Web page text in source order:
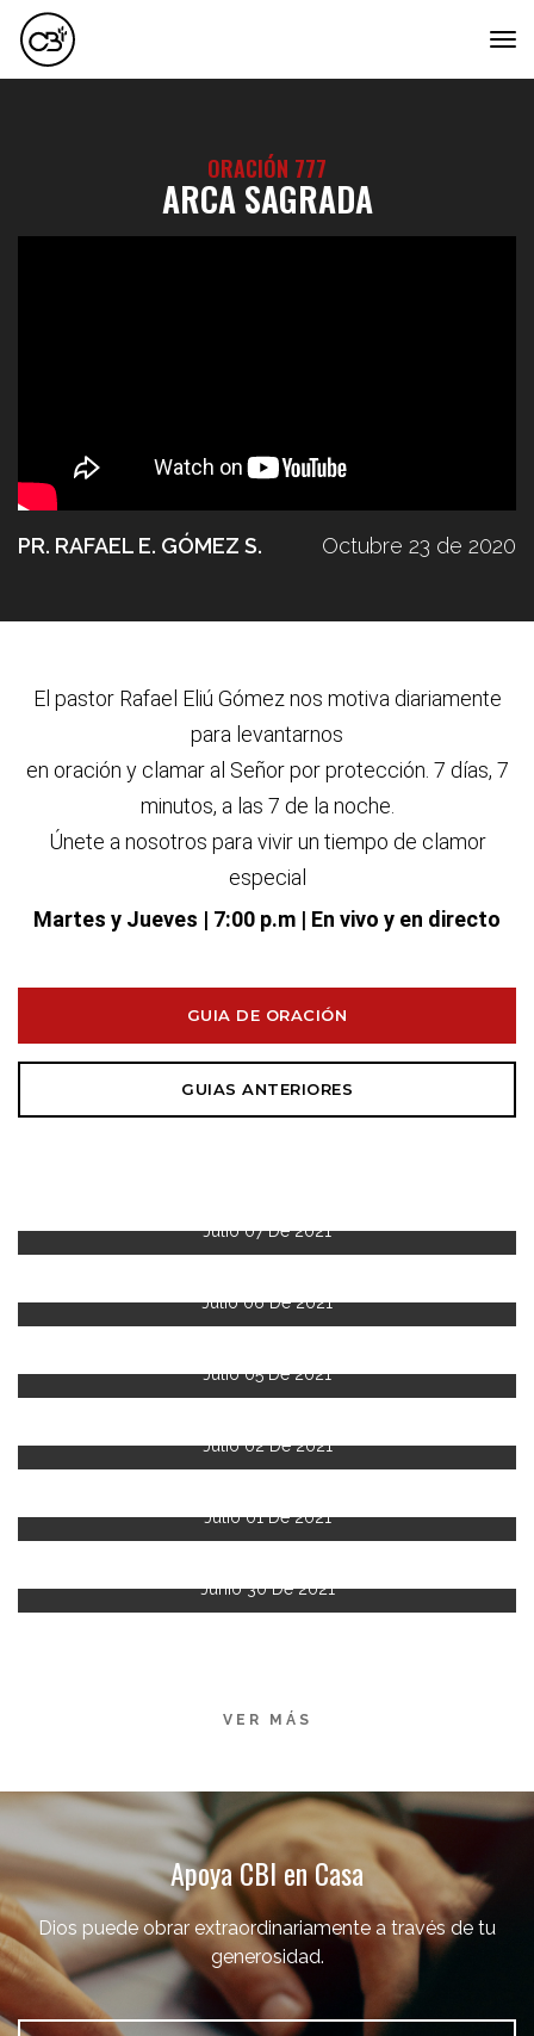
ORACIÓN 777
ARCA SAGRADA
PR. RAFAEL E. GÓMEZ S. Octubre 23 de 2020
El pastor Rafael Eliú Gómez nos motiva diariamente
para levantarnos
en oración y clamar al Señor por protección. 7 días, 7
minutos, a las 7 de la noche.
Únete a nosotros para vivir un tiempo de clamor
especial
Martes y Jueves | 7:00 p.m | En vivo y en directo
GUIA DE ORACIÓN
GUIAS ANTERIORES
Julio 07 De 2021
Julio 06 De 2021
Julio 05 De 2021
Julio 02 De 2021
Julio 01 De 2021
Junio 30 De 2021
VER MÁS
Apoya CBI en Casa
Dios puede obrar extraordinariamente a través de tu
generosidad.